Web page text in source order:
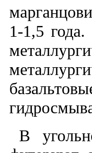
1-1,5
В